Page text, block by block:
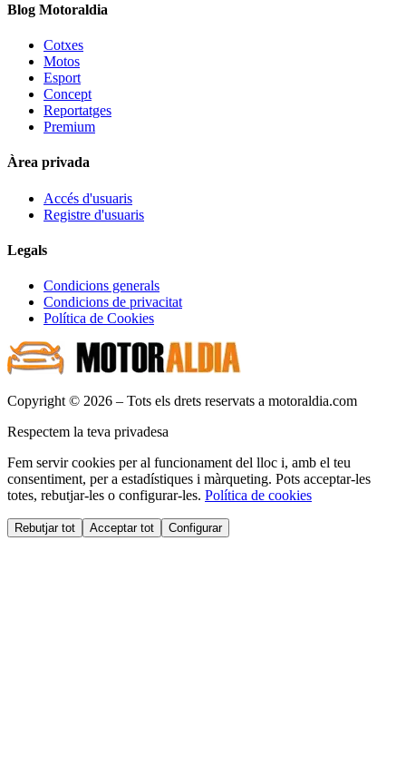
Blog Motoraldia
Cotxes
Motos
Esport
Concept
Reportatges
Premium
Àrea privada
Accés d'usuaris
Registre d'usuaris
Legals
Condicions generals
Condicions de privacitat
Política de Cookies
Copyright © 2026 – Tots els drets reservats a motoraldia.com
Respectem la teva privadesa
Fem servir cookies per al funcionament del lloc i, amb el teu
consentiment, per a estadístiques i màrqueting. Pots acceptar-les
totes, rebutjar-les o configurar-les. Política de cookies
Rebutjar tot Acceptar tot Configurar